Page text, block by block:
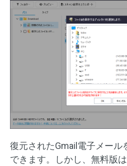
復元されたGmail電子メール
できます。しかし、無料版